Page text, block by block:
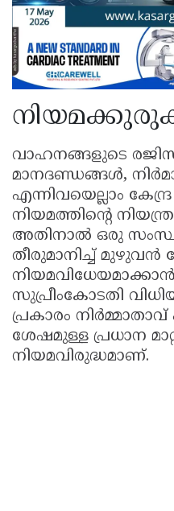
വാഹനങ്ങളുടെ
മാനദണ്ഡങ്ങൾ,
എന്നിവയെല്ലാം
നിയമത്തിന്റെ
അതിനാൽ ഒരു
തീരുമാനിച്ച് മുഴുവൻ
നിയമവിധേയമാക്കാൻ
സുപ്രീംകോടതി
പ്രകാരം
ശേഷമുള്ള പ്രധാന
നിയമവിരുദ്ധമാണ്.